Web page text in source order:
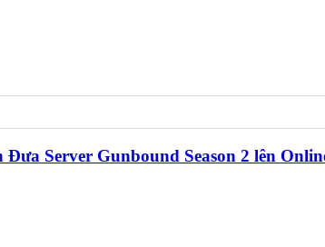
Server Gunbound Season 2 lên